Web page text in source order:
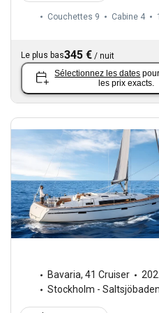
Couchettes 9 Cabine 4
Le plus bas345 €/ nuit
Sélectionnez les dates
les prix exacts.
Bavaria, 41 Cruiser
Stockholm -